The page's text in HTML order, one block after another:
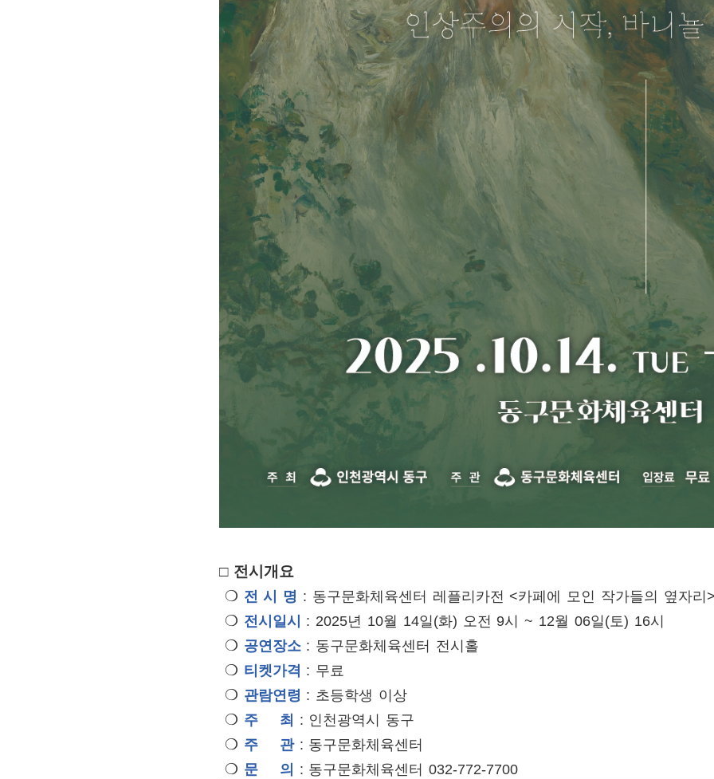
□ 전시개요
❍ 전 시 명 : 동구문화체육센터 레플리카전 <카페에 모인 작가들의 옆자리
❍ 전시일시 : 2025년 10월 14일(화) 오전 9시 ~ 12월 06일(토) 16시
❍ 공연장소: 동구문화체육센터 전시홀
❍ 티켓가격 : 무료
❍ 관람연령 : 초등학생 이상
❍ 주 최 : 인천광역시 동구
❍ 주 관: 동구문화체육센터
❍ 문 의 : 동구문화체육센터 032-772-7700